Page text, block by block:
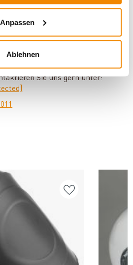
Anpassen
Ablehnen
Thema Öfen und
bleibt unbeantwortet, kein
Sie Fragen zu unseren
Sie uns gern unter: